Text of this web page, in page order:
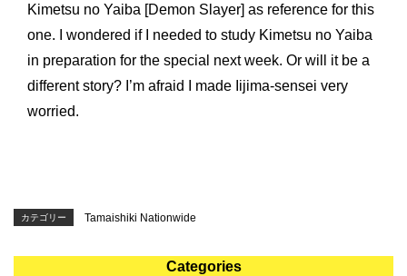
KIWAMI AAA+ 中学生の 代数の極
KIWAMI AAA+ 数学の悟
全国の玉井式
海外での挑戦
Kimetsu no Yaiba [Demon Slayer] as reference for this
one. I wondered if I needed to study Kimetsu no Yaiba
in preparation for the special next week. Or will it be a
different story? I’m afraid I made Iijima-sensei very
worried.
カテゴリー Tamaishiki Nationwide
Categories